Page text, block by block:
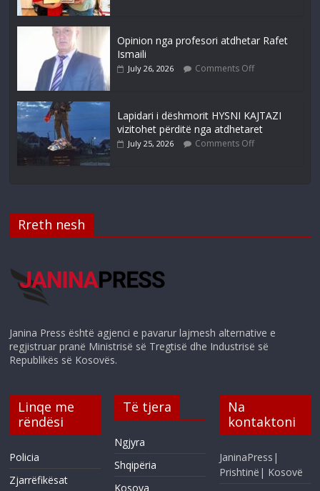
Opinion nga profesori atdhetar Rafet
Ismaili
July 26, 2026 Comments Off
Lapidari i dëshmorit HYSNI KAJTAZI
vizitohet përditë nga atdhetaret
July 25, 2026 Comments Off
Rreth nesh
Janina Press është agjenci e pavarur lajmesh alternative e
regjistruar pranë Ministrisë së Tregtisë dhe Industrisë së
Republikës së Kosovës.
Linqe me
rëndësi
Policia
Zjarrëfikësat
Të tjera
Ngjyra
Shqipëria
Kosova
Na
kontaktoni
JaninaPress|
Prishtinë| Kosovë